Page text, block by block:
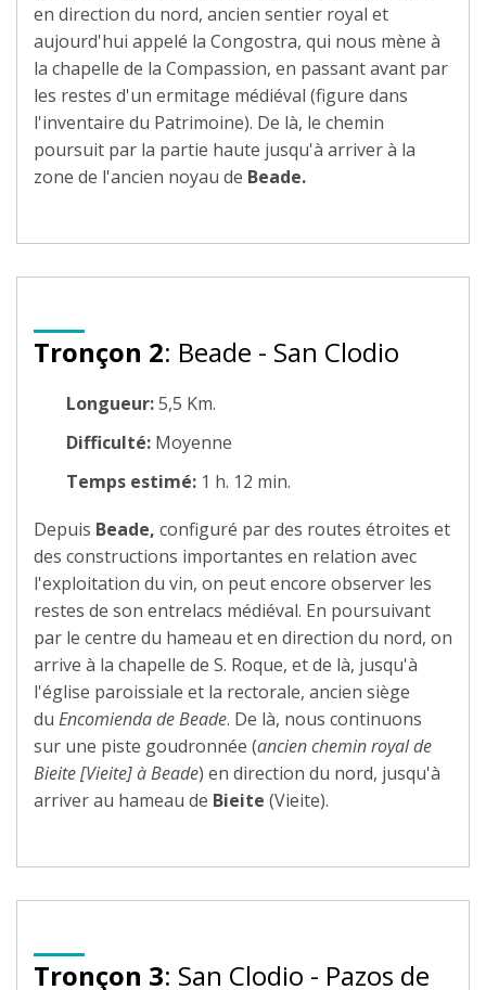
en direction du nord, ancien sentier royal et
aujourd'hui appelé la Congostra, qui nous mène à
la chapelle de la Compassion, en passant avant par
les restes d'un ermitage médiéval (figure dans
l'inventaire du Patrimoine). De là, le chemin
poursuit par la partie haute jusqu'à arriver à la
zone de l'ancien noyau de Beade.
Tronçon 2: Beade - San Clodio
Longueur:5,5 Km.
Difficulté: Moyenne
Temps estimé: 1 h. 12 min.
Depuis Beade, configuré par des routes étroites et
des constructions importantes en relation avec
l'exploitation du vin, on peut encore observer les
restes de son entrelacs médiéval. En poursuivant
par le centre du hameau et en direction du nord, on
arrive à la chapelle de S. Roque, et de là, jusqu'à
l'église paroissiale et la rectorale, ancien siège
du Encomienda de Beade. De là, nous continuons
sur une piste goudronnée (ancien chemin royal de
Bieite [Vieite] à Beade) en direction du nord, jusqu'à
arriver au hameau de Bieite (Vieite).
Tronçon 3: San Clodio - Pazos de